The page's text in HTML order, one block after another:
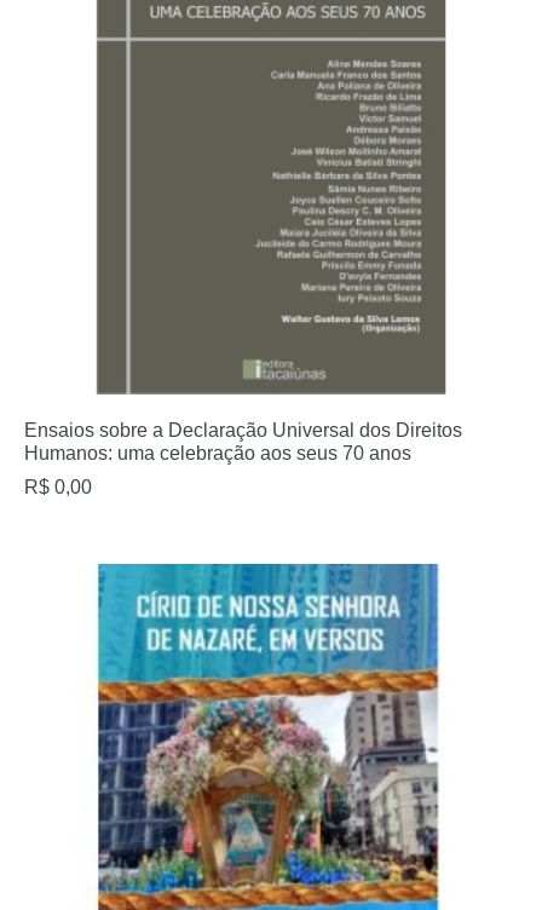
Ensaios sobre a Declaração Universal dos Direitos
Humanos: uma celebração aos seus 70 anos
R$ 0,00